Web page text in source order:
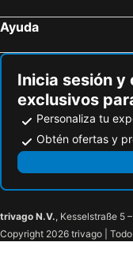
La Colina
Real Madrid
Hostal Cumanda
Hospedaje 103
Jardín del Valle
Ayuda
Inicia sesión
exclusivos
Personaliza tu
Obtén ofertas y
trivago N.V., Kesselstraße 5
Copyright 2026 trivago |